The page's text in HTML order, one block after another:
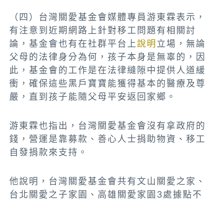
（四）台灣關愛基金會媒體專員游東霖表示，
有注意到近期網路上針對移工問題有相關討
論，基金會也有在社群平台上說明 立場，無論
父母的法律身分為何，孩子本身是無辜的，因
此，基金會的工作是在法律縫隙中提供人道緩
衝，確保這些黑戶寶寶能獲得基本的醫療及尊
嚴，直到孩子能隨父母平安返回家鄉。
游東霖也指出，台灣關愛基金會沒有拿政府的
錢，營運是靠募款、善心人士捐助物資、移工
自發捐款來支持。
他說明，台灣關愛基金會共有文山關愛之家、
台北關愛之子家園、高雄關愛家園3處據點不